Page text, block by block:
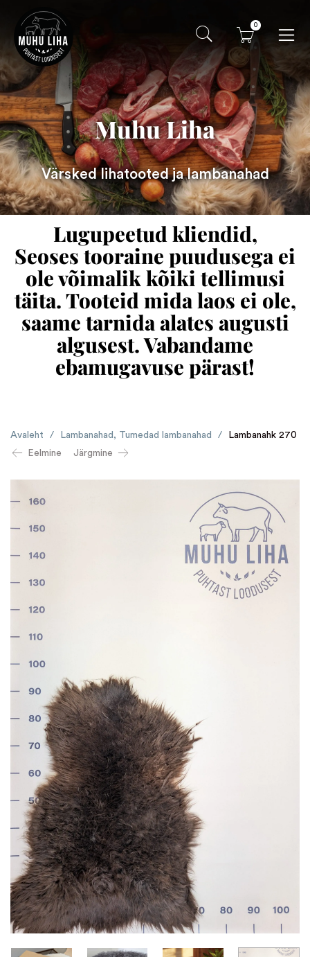
0
Muhu Liha
Värsked lihatooted ja lambanahad
Lugupeetud kliendid,
Seoses tooraine puudusega ei
ole võimalik kõiki tellimusi
täita. Tooteid mida laos ei ole,
saame tarnida alates augusti
algusest. Vabandame
ebamugavuse pärast!
Avaleht / Lambanahad , Tumedad lambanahad /
Lambanahk 270
Eelmine
Järgmine